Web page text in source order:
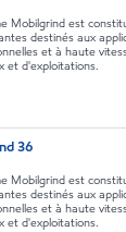
Mobilgrind est
destinés aux
et à haute
et d'exploitations.
36
Mobilgrind est
destinés aux
et à haute
et d'exploitations.